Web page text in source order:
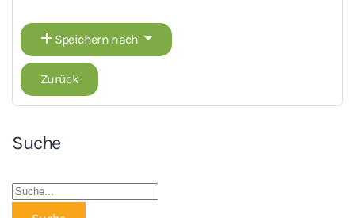
Speichern nach
Zurück
Suche